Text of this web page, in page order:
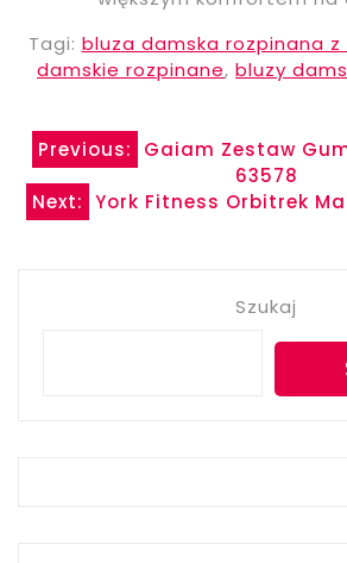
Tagi: bluza damska rozpinana
damskie rozpinane, bluzy
Nawigacja
wpisu
Previous:
Gaiam Zestaw
63578
Next: York Fitness Orbitrek
Szukaj